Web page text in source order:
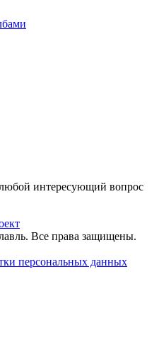
интересующий вопрос
Все права защищены.
персональных данных